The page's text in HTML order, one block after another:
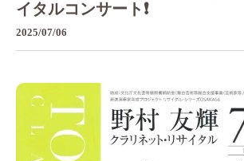
イタルコンサート❗️
2025/07/06